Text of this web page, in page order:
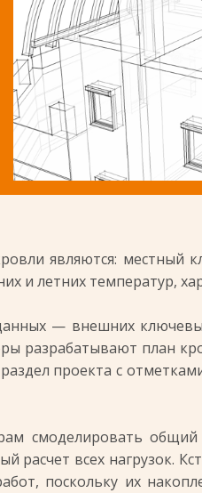
являются: местный
и летних температур,
— внешних
разрабатывают план
проекта с
смоделировать
всех нагрузок.
поскольку их